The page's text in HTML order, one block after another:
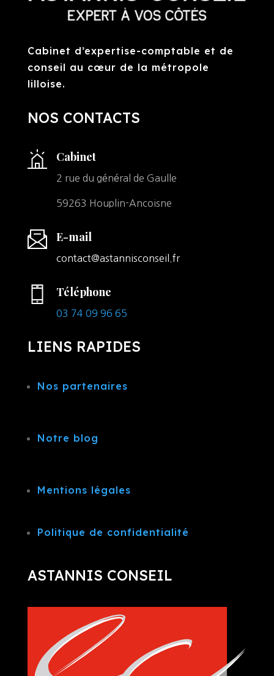
Cabinet d’expertise-comptable et de
conseil au cœur de la métropole
lilloise.
NOS CONTACTS
Cabinet
2 rue du général de Gaulle
59263 Houplin-Ancoisne
E-mail
contact@astannisconseil.fr
Téléphone
03 74 09 96 65
LIENS RAPIDES
Nos partenaires
Notre blog
Mentions légales
Politique de confidentialité
ASTANNIS CONSEIL